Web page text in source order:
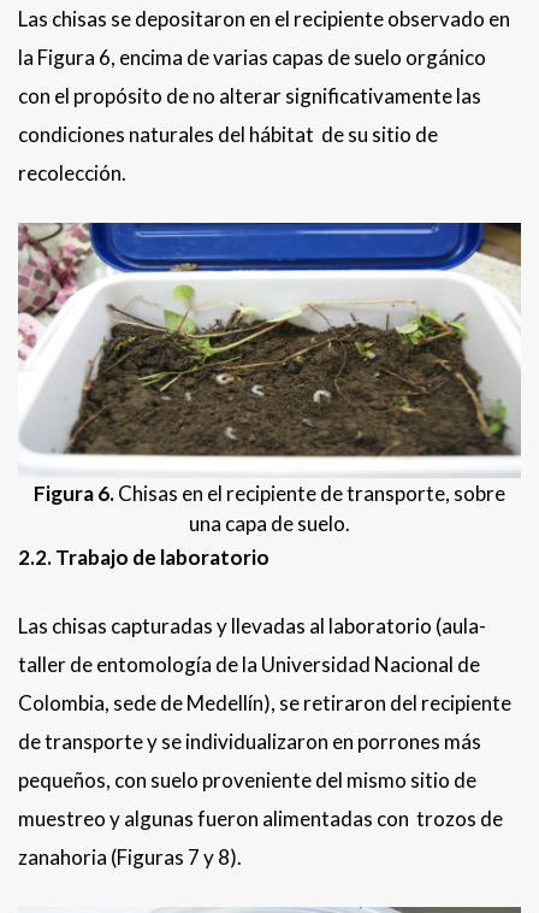
Las chisas se depositaron en el recipiente observado en
la Figura 6, encima de varias capas de suelo orgánico
con el propósito de no alterar significativamente las
condiciones naturales del hábitat de su sitio de
recolección.
Figura 6.Chisas en el recipiente de transporte, sobre
una capa de suelo.
2.2. Trabajo de laboratorio
Las chisas capturadas y llevadas al laboratorio (aula-
taller de entomología de la Universidad Nacional de
Colombia, sede de Medellín), se retiraron del recipiente
de transporte y se individualizaron en porrones más
pequeños, con suelo proveniente del mismo sitio de
muestreo y algunas fueron alimentadas con trozos de
zanahoria (Figuras 7 y 8).